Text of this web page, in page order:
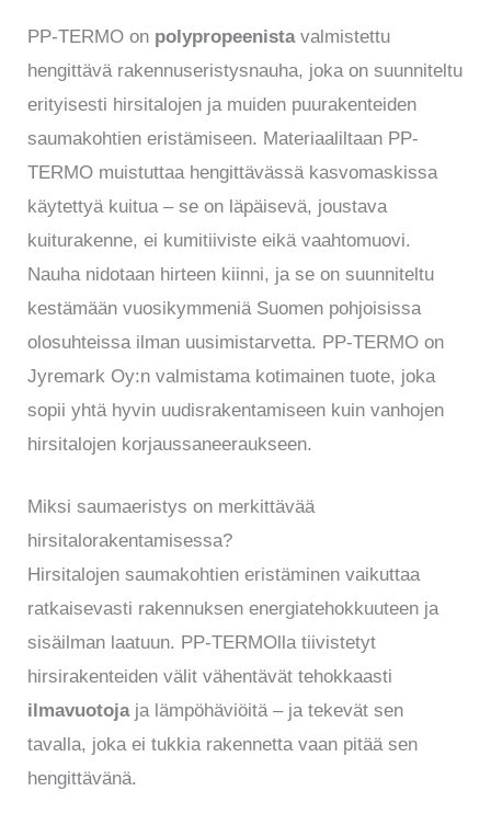
PP-TERMO on polypropeenistavalmistettu
hengittävä rakennuseristysnauha, joka on suunniteltu
erityisesti hirsitalojen ja muiden puurakenteiden
saumakohtien eristämiseen. Materiaaliltaan PP-
TERMO muistuttaa hengittävässä kasvomaskissa
käytettyä kuitua – se on läpäisevä, joustava
kuiturakenne, ei kumitiiviste eikä vaahtomuovi.
Nauha nidotaan hirteen kiinni, ja se on suunniteltu
kestämään vuosikymmeniä Suomen pohjoisissa
olosuhteissa ilman uusimistarvetta. PP-TERMO on
Jyremark Oy:n valmistama kotimainen tuote, joka
sopii yhtä hyvin uudisrakentamiseen kuin vanhojen
hirsitalojen korjaussaneeraukseen.
Miksi saumaeristys on merkittävää
hirsitalorakentamisessa?
Hirsitalojen saumakohtien eristäminen vaikuttaa
ratkaisevasti rakennuksen energiatehokkuuteen ja
sisäilman laatuun. PP-TERMOlla tiivistetyt
hirsirakenteiden välit vähentävät tehokkaasti
ilmavuotojaja lämpöhäviöitä – ja tekevät sen
tavalla, joka ei tukkia rakennetta vaan pitää sen
hengittävänä.